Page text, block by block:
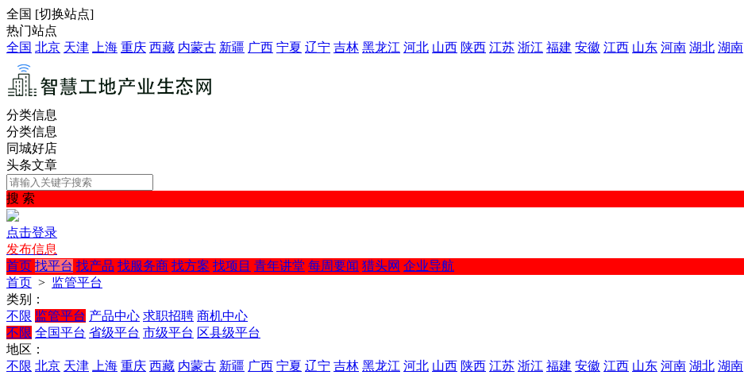
全国 [切换站点]
热门站点
全国 北京 天津 上海 重庆 西藏 内蒙古 新疆 广西 宁夏 辽宁 吉林 黑龙江 河北 山西 陕西 江苏 浙江 福建 安徽 江西 山东 河南 湖北 湖南
分类信息
分类信息
同城好店
头条文章
搜 索
点击登录
发布信息
首页 找平台 找产品 找服务商 找方案 找项目 青年讲堂 每周要闻 猎头网 企业导航
首页 > 监管平台
类别：
不限 监管平台 产品中心 求职招聘 商机中心
不限 全国平台 省级平台 市级平台 区县级平台
地区：
不限 北京 天津 上海 重庆 西藏 内蒙古 新疆 广西 宁夏 辽宁 吉林 黑龙江 河北 山西 陕西 江苏 浙江 福建 安徽 江西 山东 河南 湖北 湖南